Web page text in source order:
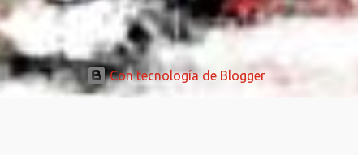
Con tecnología de Blogger